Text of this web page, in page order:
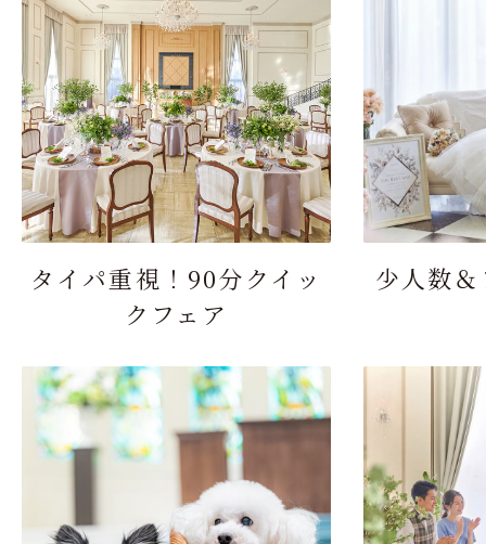
タイパ重視！90分クイッ
クフェア
少人数